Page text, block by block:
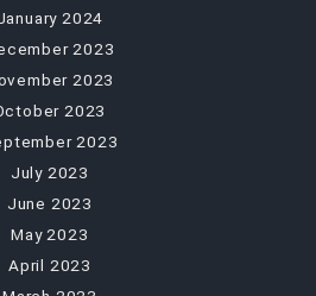
2024
2023
2023
2023
2023
July 2023
June 2023
May 2023
April 2023